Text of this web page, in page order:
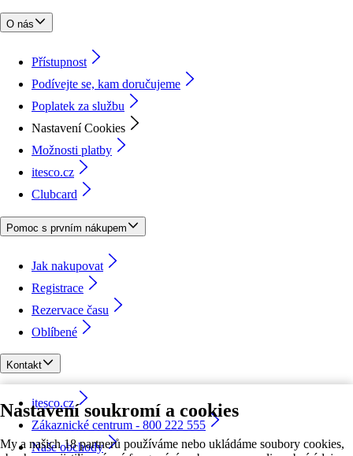
Nastavení soukromí a cookies
My a našich 18 partnerů používáme nebo ukládáme soubory cookies,
O nás
Přístupnost
Podívejte se, kam doručujeme
Poplatek za službu
Nastavení Cookies
Možnosti platby
itesco.cz
Clubcard
Pomoc s prvním nákupem
Jak nakupovat
Registrace
Rezervace času
Oblíbené
Kontakt
itesco.cz
Zákaznické centrum - 800 222 555
Naše obchody